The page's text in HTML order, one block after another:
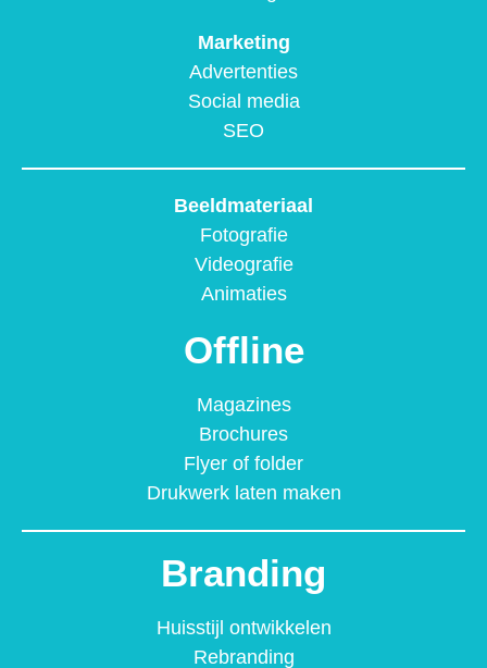
Marketing
Advertenties
Social media
SEO
Beeldmateriaal
Fotografie
Videografie
Animaties
Offline
Magazines
Brochures
Flyer of folder
Drukwerk laten maken
Branding
Huisstijl ontwikkelen
Rebranding